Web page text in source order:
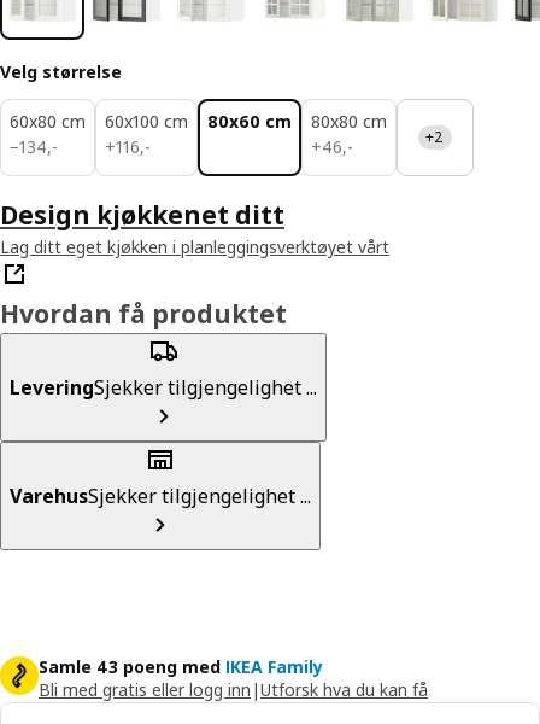
Velg størrelse
60x80 cm
−134,-
134,-
60x100 cm
+116,-
116,-
80x60 cm
80x80 cm
+46,-
46,- +2
Design kjøkkenet ditt
Lag ditt eget kjøkken i planleggingsverktøyet vårt
Hvordan få produktet
LeveringSjekker tilgjengelighet ...
VarehusSjekker tilgjengelighet ...
Samle 43 poeng med IKEA Family
Bli med gratis eller logg inn |Utforsk hva du kan få